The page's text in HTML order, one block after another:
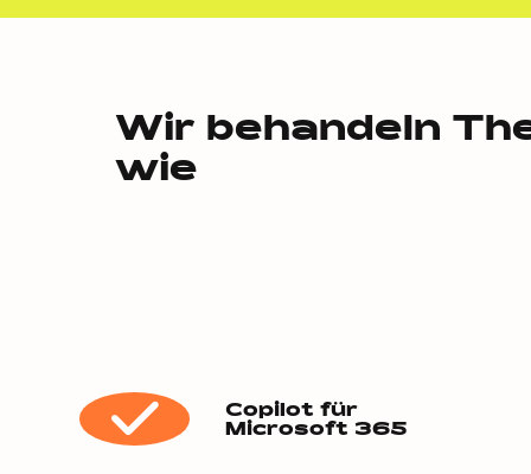
Wir behandeln
wie
Copilot für
Microsoft 365